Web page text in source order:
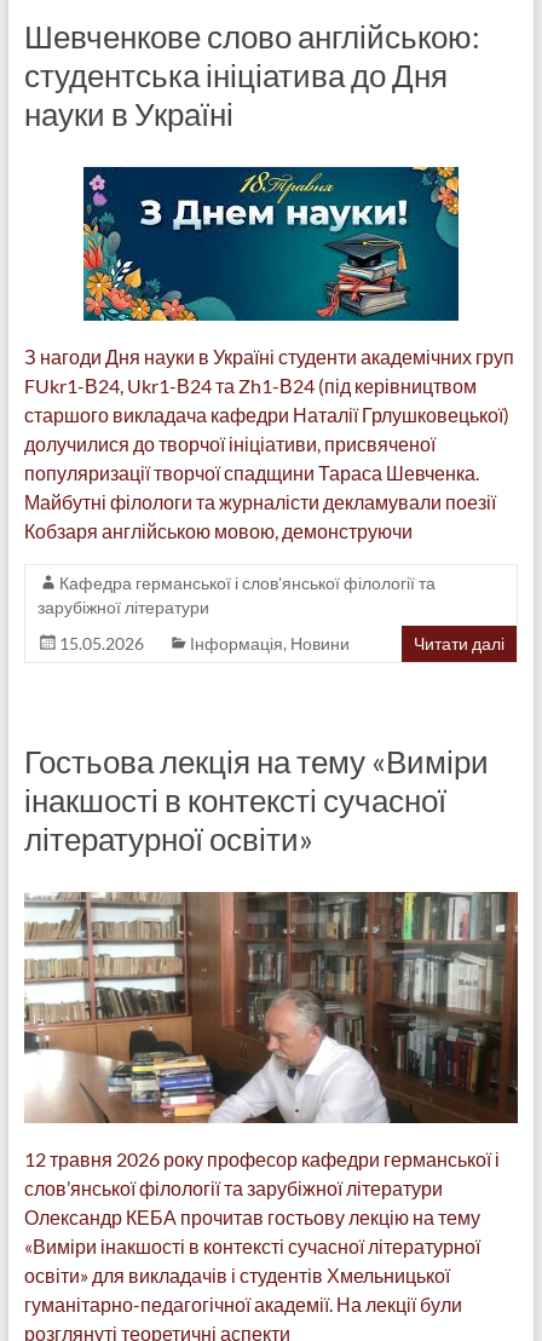
Шевченкове слово англійською:
студентська ініціатива до Дня
науки в Україні
З нагоди Дня науки в Україні студенти академічних груп
FUkr1-В24, Ukr1-В24 та Zh1-В24 (під керівництвом
старшого викладача кафедри Наталії Грлушковецької)
долучилися до творчої ініціативи, присвяченої
популяризації творчої спадщини Тараса Шевченка.
Майбутні філологи та журналісти декламували поезії
Кобзаря англійською мовою, демонструючи
Кафедра германської і слов'янської філології та
зарубіжної літератури
15.05.2026
Інформація, Новини Читати далі
Гостьова лекція на тему «Виміри
інакшості в контексті сучасної
літературної освіти»
12 травня 2026 року професор кафедри германської і
слов’янської філології та зарубіжної літератури
Олександр КЕБА прочитав гостьову лекцію на тему
«Виміри інакшості в контексті сучасної літературної
освіти» для викладачів і студентів Хмельницької
гуманітарно-педагогічної академії. На лекції були
розглянуті теоретичні аспекти